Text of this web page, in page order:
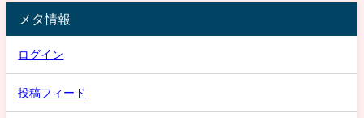
メタ情報
ログイン
投稿フィード